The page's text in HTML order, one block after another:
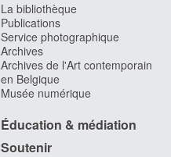
La bibliothèque
Publications
Service photographique
Archives
Archives de l'Art contemporain
en Belgique
Musée numérique
Éducation & médiation
Soutenir